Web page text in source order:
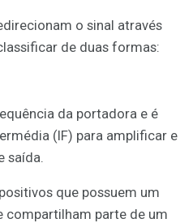
o sinal através
de duas formas:
da portadora e é
(IF) para amplificar e
saída.
que possuem um
compartilham parte de um